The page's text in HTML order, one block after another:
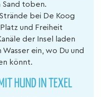
Sand toben.
bei De Koog
und Freiheit
der Insel laden
ein, wo Du und
könnt.
HUND IN TEXEL